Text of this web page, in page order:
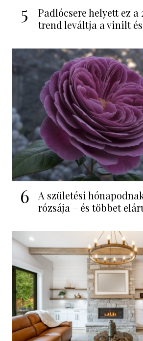
5
Padlócsere helyett ez a
trend leváltja a vinilt
6
A születési
rózsája – és többet